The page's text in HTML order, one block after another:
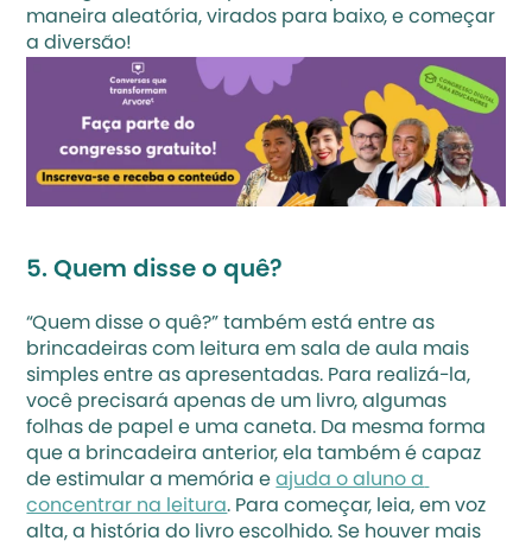
maneira aleatória, virados para baixo, e começar
a diversão!
5. Quem disse o quê?
“Quem disse o quê?” também está entre as
brincadeiras com leitura em sala de aula mais
simples entre as apresentadas. Para realizá-la,
você precisará apenas de um livro, algumas
folhas de papel e uma caneta. Da mesma forma
que a brincadeira anterior, ela também é capaz
de estimular a memória e ajuda o aluno a
concentrar na leitura. Para começar, leia, em voz
alta, a história do livro escolhido. Se houver mais